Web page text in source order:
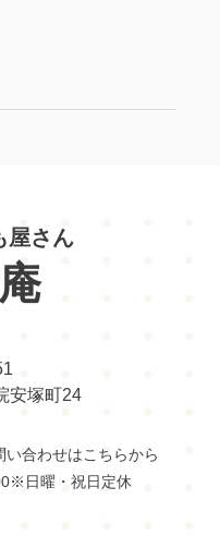
屋さん
安塚町24
合わせはこちらから
日曜・祝日定休